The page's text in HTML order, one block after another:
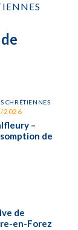
CHRÉTIENNES
2026
–
de
de
en-Forez